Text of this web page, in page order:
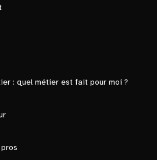
: quel métier est fait pour moi ?